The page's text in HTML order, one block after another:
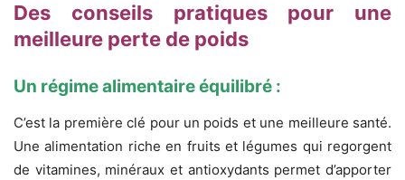
Des conseils pratiques pour une
meilleure perte de poids
Un régime alimentaire équilibré :
C’est la première clé pour un poids et une meilleure santé.
Une alimentation riche en fruits et légumes qui regorgent
de vitamines, minéraux et antioxydants permet d’apporter